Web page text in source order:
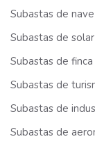
Subastas de
Subastas de
Subastas de
Subastas de
Subastas de
Subastas de